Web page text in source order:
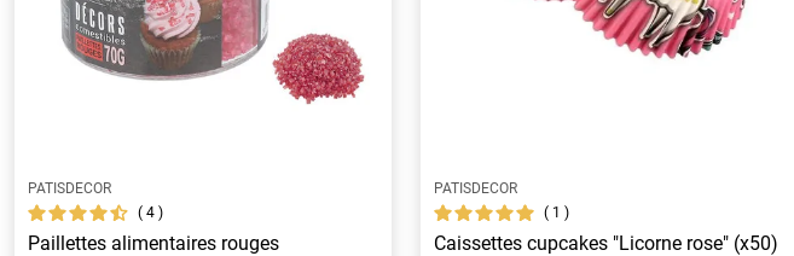
PATISDECOR
4
Paillettes alimentaires rouges
PATISDECOR
1
Caissettes cupcakes "Licorne rose" (x50)